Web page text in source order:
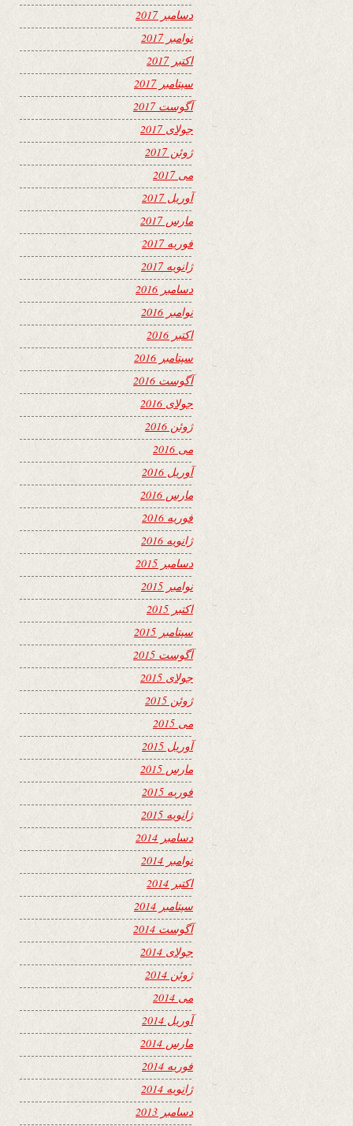
دسامبر 2017
نوامبر 2017
اکتبر 2017
سپتامبر 2017
آگوست 2017
جولای 2017
ژوئن 2017
می 2017
آوریل 2017
مارس 2017
فوریه 2017
ژانویه 2017
دسامبر 2016
نوامبر 2016
اکتبر 2016
سپتامبر 2016
آگوست 2016
جولای 2016
ژوئن 2016
می 2016
آوریل 2016
مارس 2016
فوریه 2016
ژانویه 2016
دسامبر 2015
نوامبر 2015
اکتبر 2015
سپتامبر 2015
آگوست 2015
جولای 2015
ژوئن 2015
می 2015
آوریل 2015
مارس 2015
فوریه 2015
ژانویه 2015
دسامبر 2014
نوامبر 2014
اکتبر 2014
سپتامبر 2014
آگوست 2014
جولای 2014
ژوئن 2014
می 2014
آوریل 2014
مارس 2014
فوریه 2014
ژانویه 2014
دسامبر 2013